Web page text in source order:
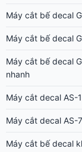
Máy cắt bế decal
Máy cắt bế decal
Máy cắt bế decal
nhanh
Máy cắt decal AS-
Máy cắt decal AS-
Máy cắt bế decal